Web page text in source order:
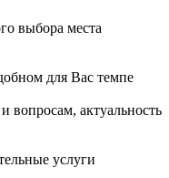
выбора места
для Вас темпе
вопросам, актуальность
услуги